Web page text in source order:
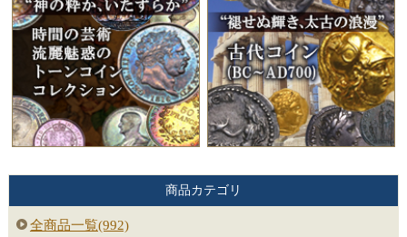
商品カテゴリ
全商品一覧(992)